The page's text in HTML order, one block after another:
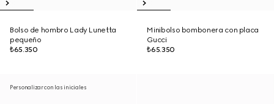
Bolso de hombro Lady Lunetta
pequeño
₺65.350
Minibolso bombonera con placa
Gucci
₺65.350
Personalizar con las iniciales